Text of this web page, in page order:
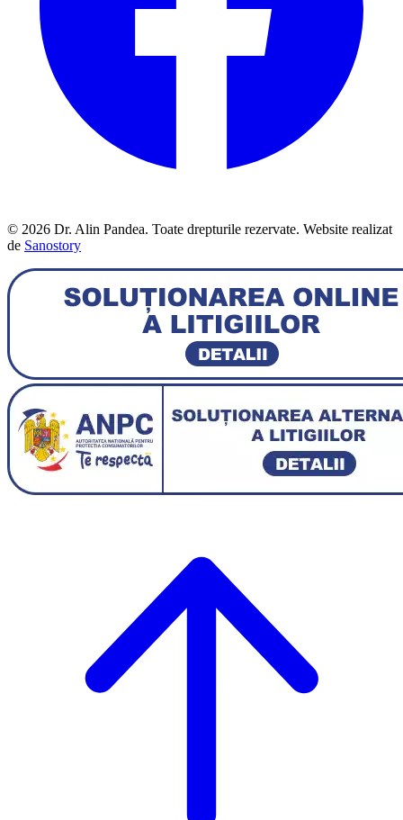
© 2026 Dr. Alin Pandea. Toate drepturile rezervate. Website realizat
de Sanostory